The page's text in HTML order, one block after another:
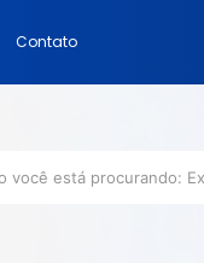
Contato